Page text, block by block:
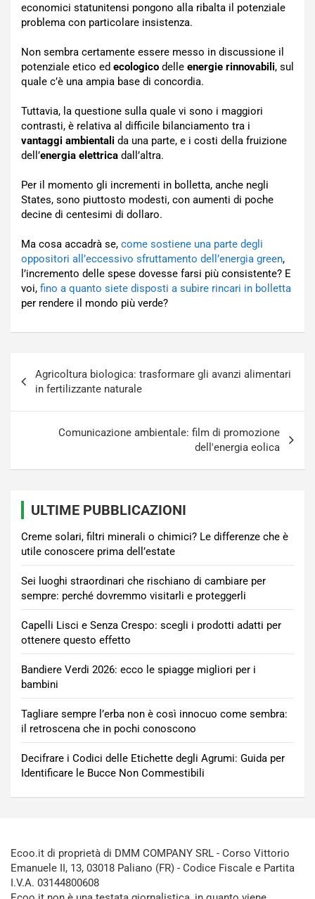
economici statunitensi pongono alla ribalta il potenziale
problema con particolare insistenza.
Non sembra certamente essere messo in discussione il
potenziale etico ed ecologico delle energie rinnovabili, sul
quale c’è una ampia base di concordia.
Tuttavia, la questione sulla quale vi sono i maggiori
contrasti, è relativa al difficile bilanciamento tra i
vantaggi ambientali da una parte, e i costi della fruizione
dell’energia elettrica dall’altra.
Per il momento gli incrementi in bolletta, anche negli
States, sono piuttosto modesti, con aumenti di poche
decine di centesimi di dollaro.
Ma cosa accadrà se, come sostiene una parte degli
oppositori all’eccessivo sfruttamento dell’energia green,
l’incremento delle spese dovesse farsi più consistente? E
voi, fino a quanto siete disposti a subire rincari in bolletta
per rendere il mondo più verde?
articoli
Agricoltura biologica: trasformare gli avanzi alimentari
in fertilizzante naturale
Comunicazione ambientale: film di promozione
dell'energia eolica
ULTIME PUBBLICAZIONI
Creme solari, filtri minerali o chimici? Le differenze che è
utile conoscere prima dell’estate
Sei luoghi straordinari che rischiano di cambiare per
sempre: perché dovremmo visitarli e proteggerli
Capelli Lisci e Senza Crespo: scegli i prodotti adatti per
ottenere questo effetto
Bandiere Verdi 2026: ecco le spiagge migliori per i
bambini
Tagliare sempre l’erba non è così innocuo come sembra:
il retroscena che in pochi conoscono
Decifrare i Codici delle Etichette degli Agrumi: Guida per
Identificare le Bucce Non Commestibili
Ecoo.it di proprietà di DMM COMPANY SRL - Corso Vittorio
Emanuele II, 13, 03018 Paliano (FR) - Codice Fiscale e Partita
I.V.A. 03144800608